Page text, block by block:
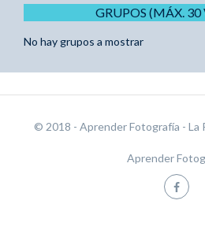
GRUPOS (MÁX. 30
No hay grupos a mostrar
© 2018 - Aprender Fotografía - La
Aprender